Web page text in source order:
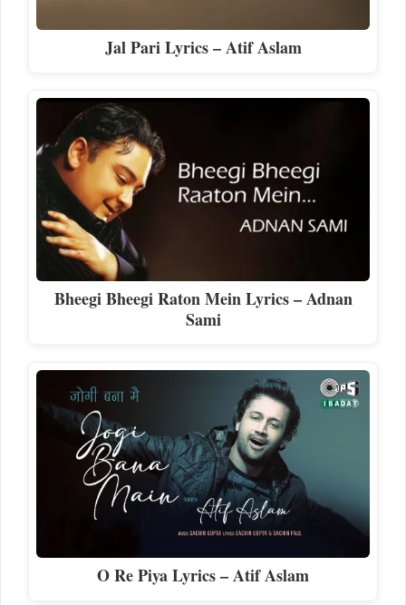
Jal Pari Lyrics – Atif Aslam
Bheegi Bheegi Raton Mein Lyrics – Adnan
Sami
O Re Piya Lyrics – Atif Aslam